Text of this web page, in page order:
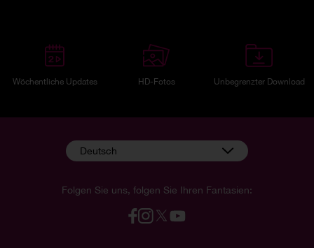
Wöchentliche Updates HD-Fotos Unbegrenzter Download
Folgen Sie uns, folgen Sie Ihren Fantasien:
Deutsch